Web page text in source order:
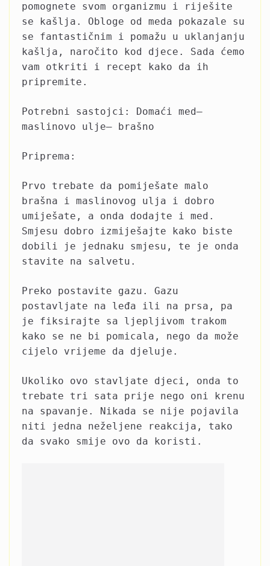
pomognete svom organizmu i riješite
se kašlja. Obloge od meda pokazale su
se fantastičnim i pomažu u uklanjanju
kašlja, naročito kod djece. Sada ćemo
vam otkriti i recept kako da ih
pripremite.
Potrebni sastojci: Domaći med–
maslinovo ulje– brašno
Priprema:
Prvo trebate da pomiješate malo
brašna i maslinovog ulja i dobro
umiješate, a onda dodajte i med.
Smjesu dobro izmiješajte kako biste
dobili je jednaku smjesu, te je onda
stavite na salvetu.
Preko postavite gazu. Gazu
postavljate na leđa ili na prsa, pa
je fiksirajte sa ljepljivom trakom
kako se ne bi pomicala, nego da može
cijelo vrijeme da djeluje.
Ukoliko ovo stavljate djeci, onda to
trebate tri sata prije nego oni krenu
na spavanje. Nikada se nije pojavila
niti jedna neželjene reakcija, tako
da svako smije ovo da koristi.